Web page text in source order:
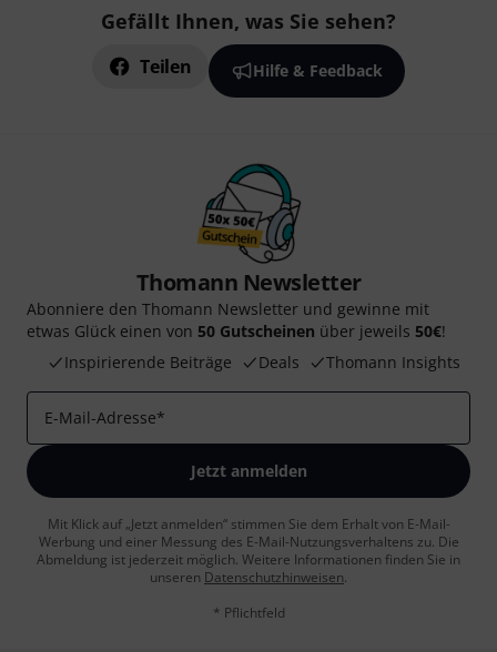
Gefällt Ihnen, was Sie sehen?
Teilen Hilfe & Feedback
Thomann Newsletter
Abonniere den Thomann Newsletter und gewinne mit
etwas Glück einen von 50 Gutscheinen über jeweils 50€!
Inspirierende Beiträge
Deals Thomann Insights
E-Mail-Adresse*
Jetzt anmelden
Mit Klick auf „Jetzt anmelden“ stimmen Sie dem Erhalt von E-Mail-
Werbung und einer Messung des E-Mail-Nutzungsverhaltens zu. Die
Abmeldung ist jederzeit möglich. Weitere Informationen finden Sie in
unseren Datenschutzhinweisen.
* Pflichtfeld